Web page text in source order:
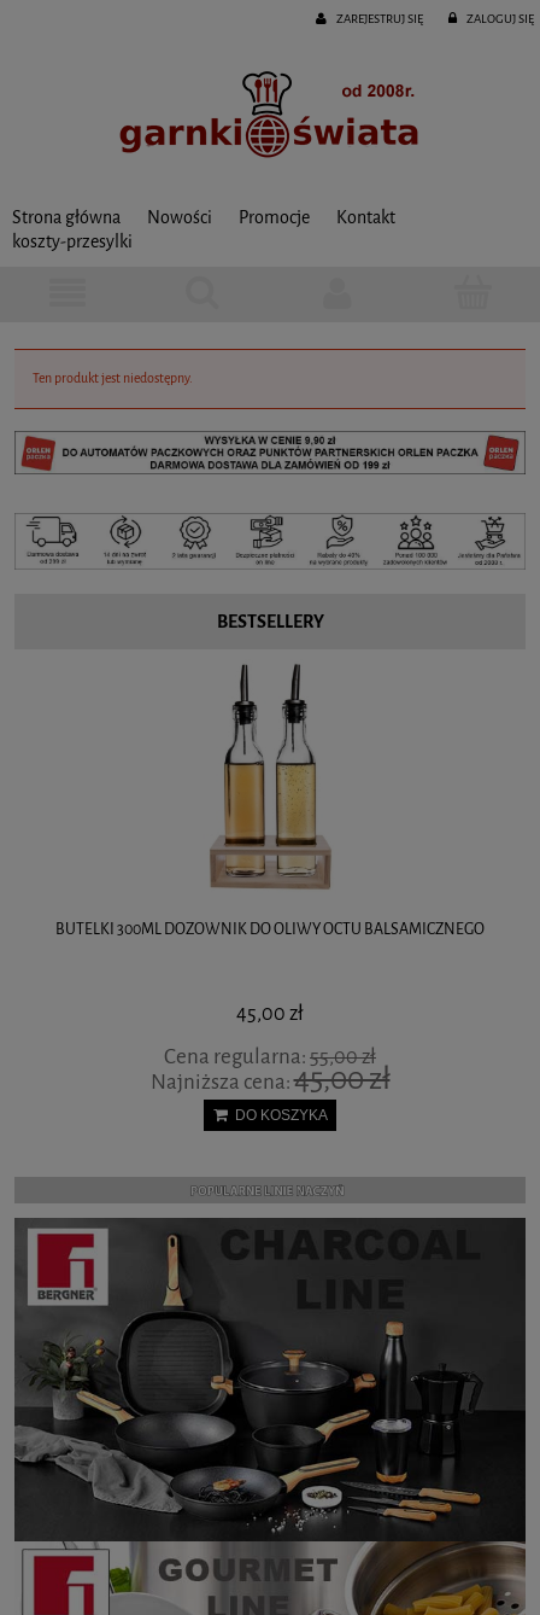
ZAREJESTRUJ SIĘ ZALOGUJ SIĘ
Strona główna Nowości Promocje
Kontakt
koszty-przesylki
Ten produkt jest niedostępny.
BESTSELLERY
BUTELKI 300ML DOZOWNIK DO OLIWY OCTU BALSAMICZNEGO
45,00 zł
Cena regularna:55,00 zł
Najniższa cena:45,00 zł
DO KOSZYKA